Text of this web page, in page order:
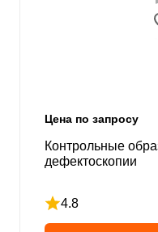
Цена по запросу
Контрольные
дефектоскопии
4.8
Рейтинг 4.8 из 5